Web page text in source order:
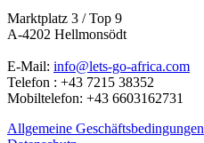
Marktplatz 3 / Top 9
A-4202 Hellmonsödt
E-Mail: info@lets-go-africa.com
Telefon : +43 7215 38352
Mobiltelefon: +43 6603162731
Allgemeine Geschäftsbedingungen